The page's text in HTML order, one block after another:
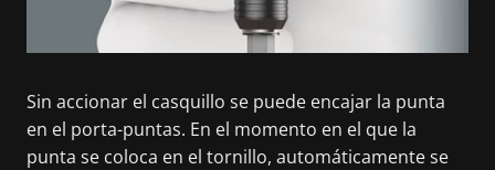
Sin accionar el casquillo se puede encajar la punta
en el porta-puntas. En el momento en el que la
punta se coloca en el tornillo, automáticamente se